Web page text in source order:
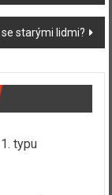
starými lidmi?
typu